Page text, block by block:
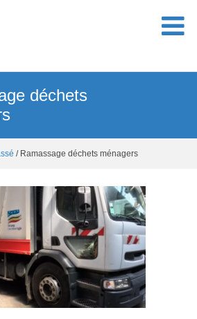
déchets
/ Ramassage déchets ménagers